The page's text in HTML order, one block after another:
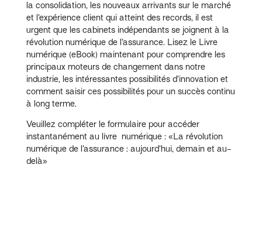
la consolidation, les nouveaux arrivants sur le marché
et l’expérience client qui atteint des records, il est
urgent que les cabinets indépendants se joignent à la
révolution numérique de l’assurance. Lisez le Livre
numérique (eBook) maintenant pour comprendre les
principaux moteurs de changement dans notre
industrie, les intéressantes possibilités d’innovation et
comment saisir ces possibilités pour un succès continu
à long terme.
Veuillez compléter le formulaire pour accéder
instantanément au livre numérique : «La révolution
numérique de l’assurance : aujourd’hui, demain et au-
delà»